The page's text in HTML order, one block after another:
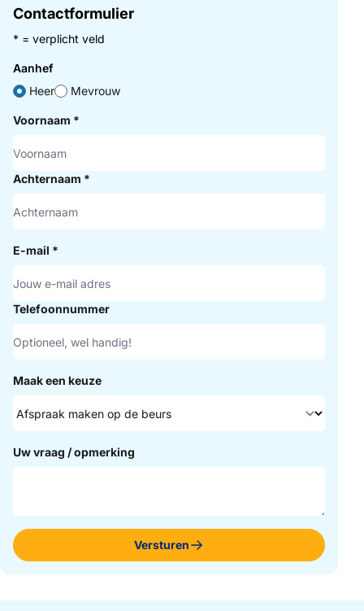
Contactformulier
* = verplicht veld
Aanhef
Heer
Mevrouw
Voornaam *
Achternaam *
E-mail *
Telefoonnummer
Maak een keuze
Uw vraag / opmerking
Versturen